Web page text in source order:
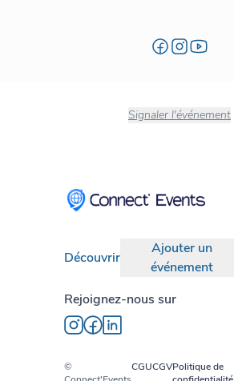
Signaler l'événement
Découvrir
Ajouter un
événement
Rejoignez-nous sur
©
CGUCGVPolitique de